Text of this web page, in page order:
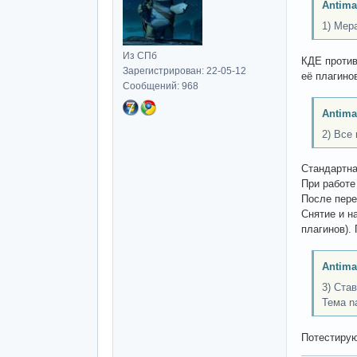
Из СПб
Зарегистрирован: 22-05-12
Сообщений: 968
1)
КДЕ
её
2) Все
При
После
Снятие и
плагинов).
3)
Тема